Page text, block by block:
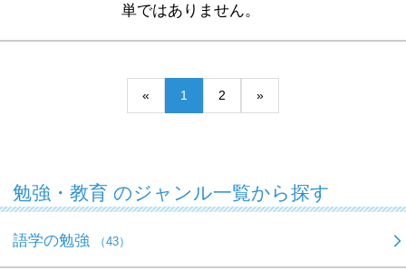
単ではありません。
« 1 2 »
勉強・教育 のジャンル一覧から探す
語学の勉強 （43）